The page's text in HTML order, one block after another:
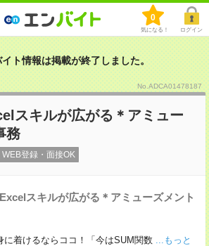
0
気になる！ ログイン
ト情報は掲載が終了しました。
No.ADCA01478187
スキルが広がる＊アミュー
務
WEB登録・面接OK
スキルが広がる＊アミューズメント
に着けるならココ！「今はSUM関数 ...もっと